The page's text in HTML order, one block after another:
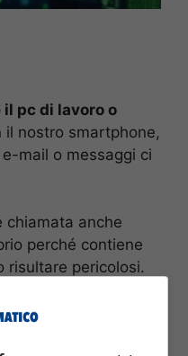
pc di lavoro o
il nostro smartphone,
mail o messaggi ci
chiamata anche
perché contiene
risultare pericolosi.
ricade su di